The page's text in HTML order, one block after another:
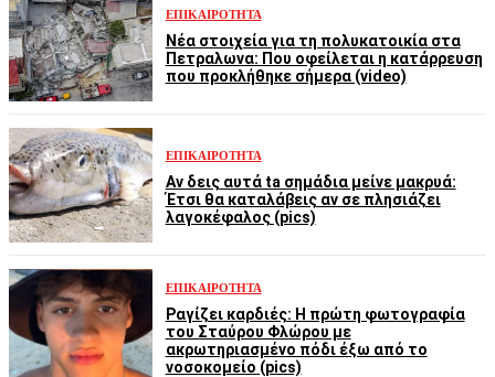
ΕΠΙΚΑΙΡΌΤΗΤΑ
Νέα στοιχεία για τη πολυκατοικία στα
Πετραλωνα: Που οφείλεται η κατάρρευση
που προκλήθηκε σήμερα (video)
ΕΠΙΚΑΙΡΌΤΗΤΑ
Αν δεις αυτά ta σημάδια μείνε μακρυά:
Έτσι θα καταλάβεις αν σε πλησιάζει
λαγοκέφαλος (pics)
ΕΠΙΚΑΙΡΌΤΗΤΑ
Ραγίζει καρδιές: Η πρώτη φωτογραφία
του Σταύρου Φλώρου με
ακρωτηριασμένο πόδι έξω από το
νοσοκομείο (pics)